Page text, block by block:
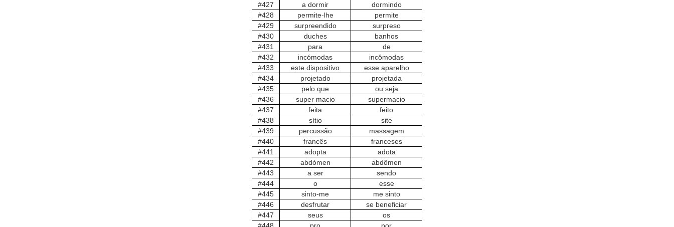
#427
a dormir
dormindo
#428
permite-lhe
permite
#429
surpreendido
surpreso
#430
duches
banhos
#431
para
de
#432
incómodas
incômodas
#433
este dispositivo
esse aparelho
#434
projetado
projetada
#435
pelo que
ou seja
#436
super macio
supermacio
#437
feita
feito
#438
sítio
site
#439
percussão
massagem
#440
francês
franceses
#441
adopta
adota
#442
abdómen
abdômen
#443
a ser
sendo
#444
o
esse
#445
sinto-me
me sinto
#446
desfrutar
se beneficiar
#447
seus
os